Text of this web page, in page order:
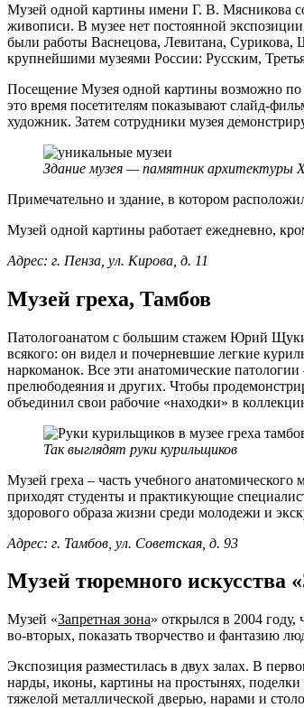
Музей одной картины имени Г. В. Мясникова
живописи. В музее нет постоянной
были работы Васнецова, Левитана,
крупнейшими музеями России: Русским,
Посещение Музея одной картины возможно по
это время посетителям показывают слайд-
художник. Затем сотрудники музея
Здание музея — памятник архитектуры
Примечательно и здание, в котором
Музей одной картины работает ежедневно,
Адрес: г. Пенза, ул. Кирова, д. 11
Музей греха, Тамбов
Патологоанатом с большим стажем Юрий
всякого: он видел и почерневшие легкие
наркоманок. Все эти анатомические патологии
прелюбодеяния и других. Чтобы
объединил свои рабочие «находки» в
Так выглядят руки курильщиков
Музей греха – часть учебного
приходят студенты и практикующие
здорового образа жизни среди молодежи и
Адрес: г. Тамбов, ул. Советская, д. 93
Музей тюремного искусства
Музей «Запретная зона» открылся в 2004
во-вторых, показать творчество и фантазию
Экспозиция разместилась в двух залах. В
нарды, иконы, картины на простынях,
тяжелой металлической дверью, нарами и